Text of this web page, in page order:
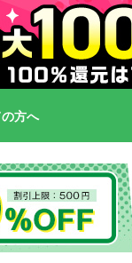
方へ